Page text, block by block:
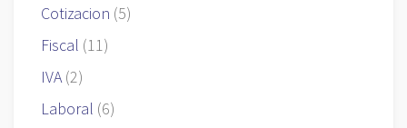
Cotizacion (5)
Fiscal (11)
IVA(2)
Laboral (6)